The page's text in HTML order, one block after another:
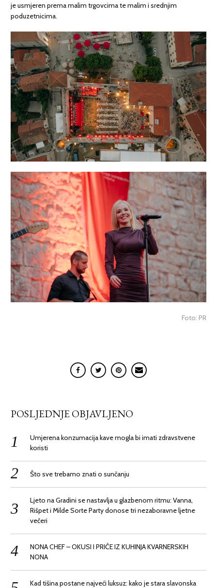
je usmjeren prema malim trgovcima te malim i srednjim
poduzetnicima.
Foto: PR
POSLJEDNJE OBJAVLJENO
Umjerena konzumacija kave mogla bi imati zdravstvene
koristi
Što sve trebamo znati o sunčanju
Ljeto na Gradini se nastavlja u glazbenom ritmu: Vanna,
Rišpet i Milde Sorte Party donose tri nezaboravne ljetne
večeri
NONA CHEF – OKUSI I PRIČE IZ KUHINJA KVARNERSKIH
NONA
Kad tišina postane najveći luksuz: kako je stara slavonska